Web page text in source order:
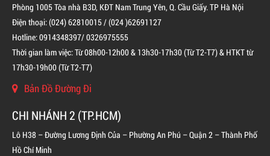
BÌNH CHỮA CHÁY ĐỘC LẬP KHÍ FM200
Phòng 1005 Tòa nhà B3D, KĐT Nam Trung Yên, Q. Cầu Giấy. TP Hà Nội
Điện thoại: (024) 62810015 / (024 )62691127
Hotline: 0914348397/ 0326975555
Thời gian làm việc: Từ 08h00-12h00 & 13h30-17h30 (Từ T2-T7) & HTKT từ
17h30-19h00 (Từ T2-T7)
Bản Đồ Đường Đi
CHI NHÁNH 2 (TP.HCM)
Lô H38 – Đường Lương Định Của – Phường An Phú – Quận 2 – Thành Phố
Hồ Chí Minh